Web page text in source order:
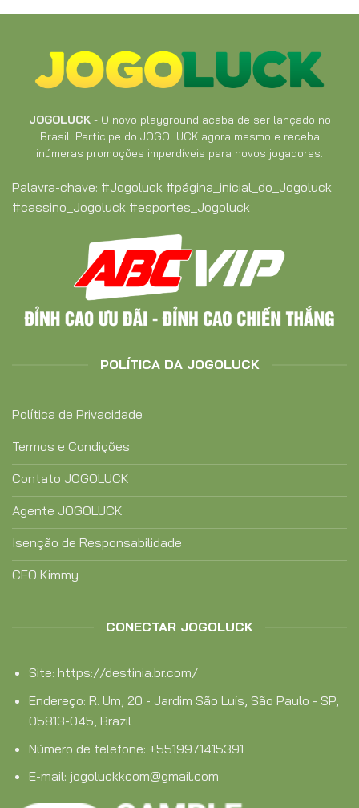
JOGOLUCK- O novo playground acaba de ser lançado no
Brasil. Participe do JOGOLUCK agora mesmo e receba
inúmeras promoções imperdíveis para novos jogadores.
Palavra-chave: #Jogoluck #página_inicial_do_Jogoluck
#cassino_Jogoluck #esportes_Jogoluck
POLÍTICA DA JOGOLUCK
Política de Privacidade
Termos e Condições
Contato JOGOLUCK
Agente JOGOLUCK
Isenção de Responsabilidade
CEO Kimmy
CONECTAR JOGOLUCK
Site: https://destinia.br.com/
Endereço: R. Um, 20 - Jardim São Luís, São Paulo - SP,
05813-045, Brazil
Número de telefone: +5519971415391
E-mail: jogoluckkcom@gmail.com